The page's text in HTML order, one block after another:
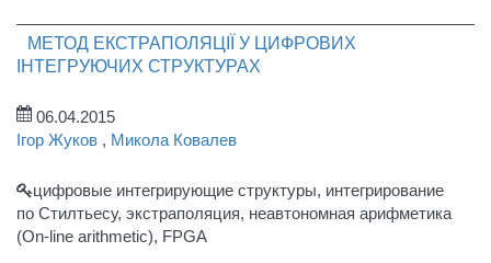
МЕТОД ЕКСТРАПОЛЯЦІЇ У ЦИФРОВИХ
ІНТЕГРУЮЧИХ СТРУКТУРАХ
06.04.2015
Ігор Жуков , Микола Ковалев
цифровые интегрирующие структуры, интегрирование
по Стилтьесу, экстраполяция, неавтономная арифметика
(On-line arithmetic), FPGA